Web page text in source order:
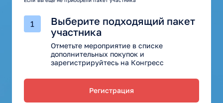
1
Выберите подходящий пакет
участника
Отметьте мероприятие в списке
дополнительных покупок и
зарегистрируйтесь на Конгресс
Регистрация